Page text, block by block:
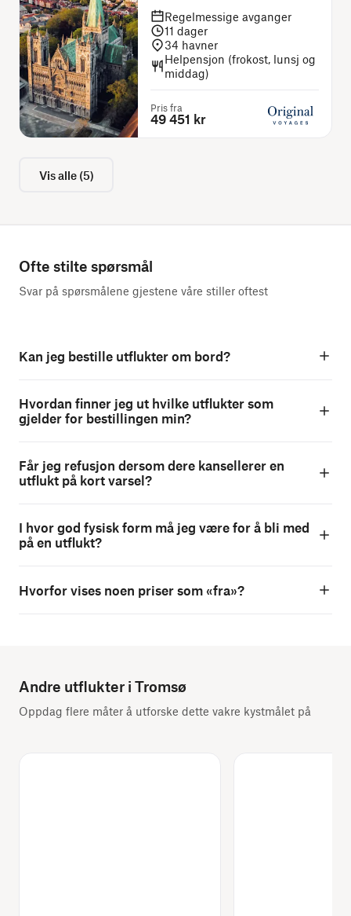
Regelmessige avganger
11 dager
34 havner
Helpensjon (frokost, lunsj og
middag)
Pris fra
49 451 kr
Vis alle(5)
Ofte stilte spørsmål
Svar på spørsmålene gjestene våre stiller oftest
Kan jeg bestille utflukter om bord?
Hvordan finner jeg ut hvilke utflukter som
gjelder for bestillingen min?
Får jeg refusjon dersom dere kansellerer en
utflukt på kort varsel?
I hvor god fysisk form må jeg være for å bli med
på en utflukt?
Hvorfor vises noen priser som «fra»?
Andre utflukter i Tromsø
Oppdag flere måter å utforske dette vakre kystmålet på